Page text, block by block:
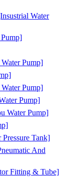
Water
Pump]
Pump]
Pump]
Water Pump]
Tank]
And
Fitting & Tube]